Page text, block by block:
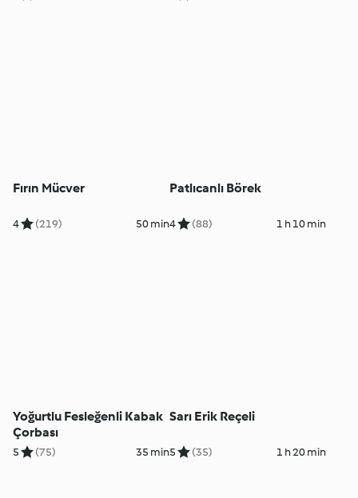
Fırın Mücver
4 (219) 50 min
Patlıcanlı Börek
4 (88) 1 h 10 min
Yoğurtlu Fesleğenli Kabak
Çorbası
5 (75) 35 min
Sarı Erik Reçeli
5 (35) 1 h 20 min